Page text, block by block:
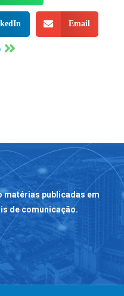
Email
matérias publicadas em
de comunicação.